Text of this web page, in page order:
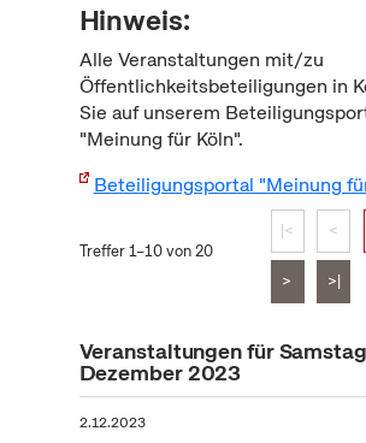
Hinweis:
Alle Veranstaltungen mit/zu
Öffentlichkeitsbeteiligungen in
Sie auf unserem
"Meinung für Köln".
Beteiligungsportal "Meinung
Treffer 1–10 von 20
|< <
> >|
Veranstaltungen für
Dezember 2023
2.12.2023